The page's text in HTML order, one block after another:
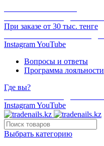
При заказе от 30 тыс. тенге
InstagramYouTube
Вопросы и ответы
Программа лояльности
Где вы?
InstagramYouTube
Выбрать категорию